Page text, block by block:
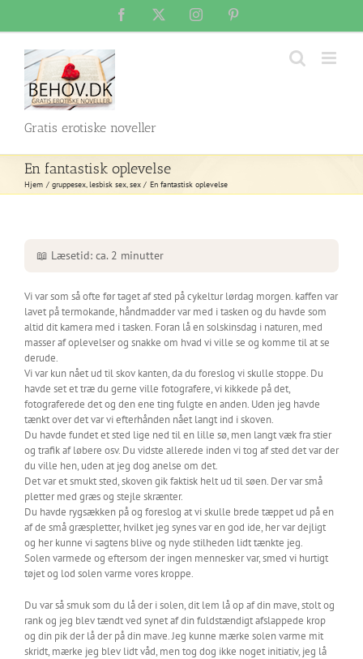
content
Facebook Instagram
Gratis erotiske noveller
En fantastisk oplevelse
Hjem gruppesex lesbisk sex sex En fantastisk oplevelse
📖 Læsetid: ca. 2 minutter
Vi var som så ofte før taget af sted på cykeltur lørdag morgen. kaffen var
lavet på termokande, håndmadder var med i tasken og du havde som
altid dit kamera med i tasken. Foran lå en solskinsdag i naturen, med
masser af oplevelser og snakke om hvad vi ville se og komme til at se
derude.
Vi var kun nået ud til skov kanten, da du foreslog vi skulle stoppe. Du
havde set et træ du gerne ville fotografere, vi kikkede på det,
fotograferede det og den ene ting fulgte en anden. Uden jeg havde
tænkt over det var vi efterhånden nået langt ind i skoven.
Du havde fundet et sted lige ned til en lille sø, men langt væk fra stier
og trafik af løbere osv. Du vidste allerede inden vi tog af sted det var der
du ville hen, uden at jeg dog anelse om det.
Det var et smukt sted, skoven gik faktisk helt ud til søen. Der var små
pletter med græs og stejle skrænter.
Du havde rygsækken på og foreslog at vi skulle brede tæppet ud på en
af de små græspletter, hvilket jeg synes var en god ide, her var dejligt
og her kunne vi sagtens blive og nyde stilheden lidt tænkte jeg.
Solen varmede og eftersom der ingen mennesker var, smed vi hurtigt
tøjet og lod solen varme vores kroppe.
Du var så smuk som du lå der i solen, dit lem lå op af din mave, stolt og
rank og jeg blev tændt ved synet af din fuldstændigt afslappede krop
og din pik der lå der på din mave. Jeg kunne mærke solen varme mit
skridt, mærke jeg blev lidt våd, men tog dog ikke noget initiativ, jeg lå